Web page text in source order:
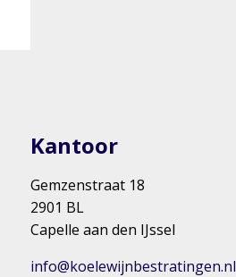
Kantoor
Gemzenstraat 18
2901 BL
Capelle aan den IJssel
info@koelewijnbestratingen.nl